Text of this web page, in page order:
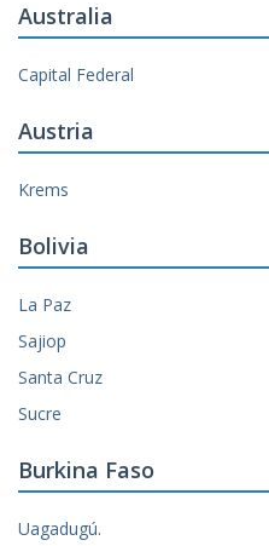
Australia
Capital Federal
Austria
Krems
Bolivia
La Paz
Sajiop
Santa Cruz
Sucre
Burkina Faso
Uagadugú.